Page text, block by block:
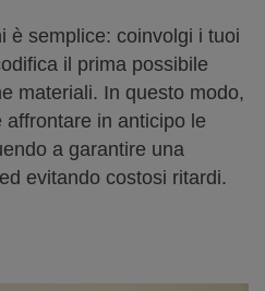
è semplice: coinvolgi i tuoi
il prima possibile
materiali. In questo modo,
in anticipo le
a garantire una
evitando costosi ritardi.